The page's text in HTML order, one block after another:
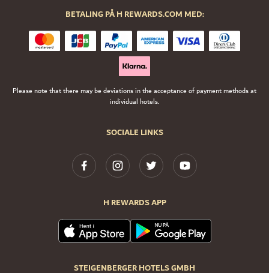
SOCIALE LINKS
H REWARDS APP
STEIGENBERGER HOTELS GMBH
BETALING PÅ H REWARDS.COM MED:
Please note that there may be deviations in the acceptance of payment methods at
individual hotels.